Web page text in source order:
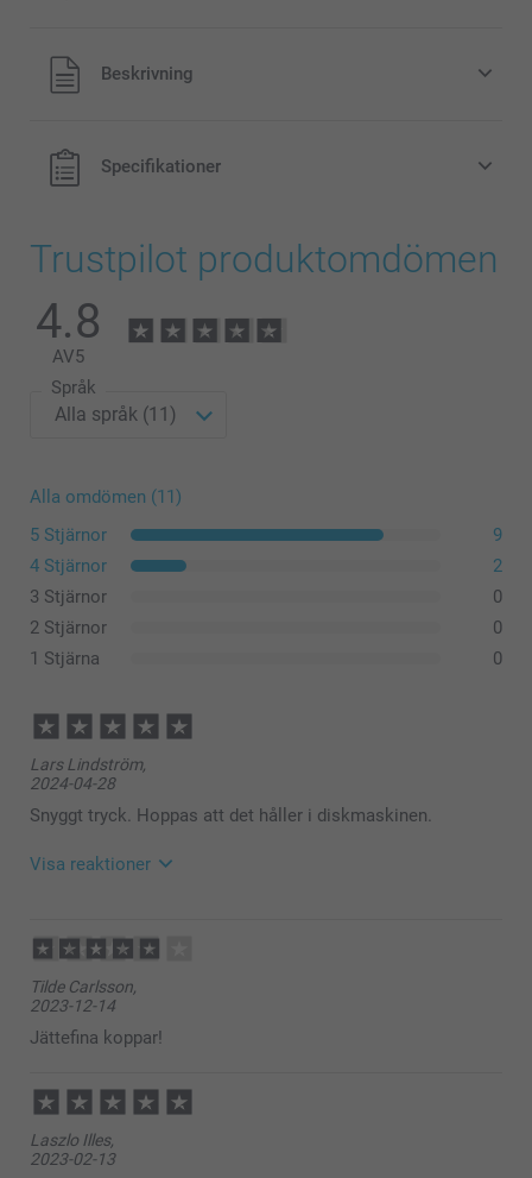
Alla priser är i svenska kronor (SEK), inklusive moms och
exklusive porto.
Beskrivning
Specifikationer
Trustpilot produktomdömen
4.8
AV5
Språk
Alla omdömen (11)
5 Stjärnor
9
4 Stjärnor
2
3 Stjärnor
0
2 Stjärnor
0
1 Stjärna
0
Lars Lindström,
2024-04-28
Snyggt tryck. Hoppas att det håller i diskmaskinen.
Visa reaktioner
10:57
Stort tack för dina 5 stjärnor och omdöme, kul att du
är nöjd med kopparna!
De ska absolut tåla maskindisk, men det är bra om
man inte diskar dem i maskin för ofta, inte dagligen.
Varma hälsningar,
Kirsi @smartphoto
2024-04-30
Tilde Carlsson,
2023-12-14
Jättefina koppar!
Laszlo Illes,
2023-02-13